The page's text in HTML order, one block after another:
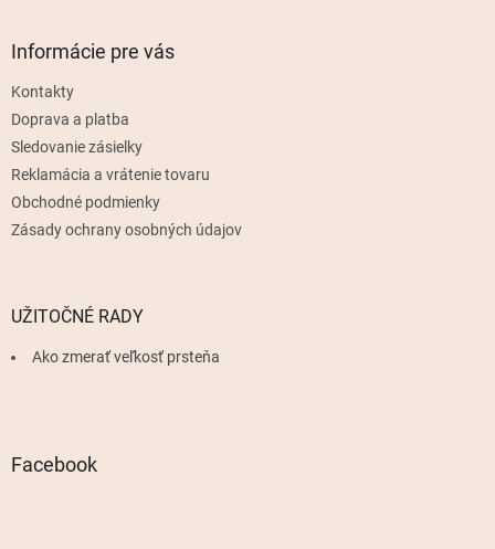
Informácie pre vás
Kontakty
Doprava a platba
Sledovanie zásielky
Reklamácia a vrátenie tovaru
Obchodné podmienky
Zásady ochrany osobných údajov
UŽITOČNÉ RADY
Ako zmerať veľkosť prsteňa
Facebook